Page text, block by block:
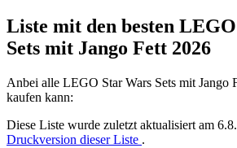
Liste mit den besten
Sets mit Jango Fett 2026
Anbei alle LEGO Star Wars Sets mit Jango
kaufen kann:
Diese Liste wurde zuletzt aktualisiert am
Druckversion dieser Liste .